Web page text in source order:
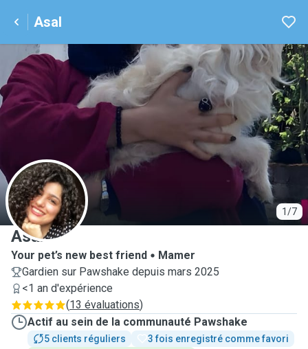
Asal
1/7
A
Asal
Your pet’s new best friend
Mamer
Gardien sur Pawshake depuis mars 2025
<1 an d'expérience
(13 évaluations)
Actif au sein de la communauté Pawshake
5 clients réguliers
3 fois enregistré comme favori